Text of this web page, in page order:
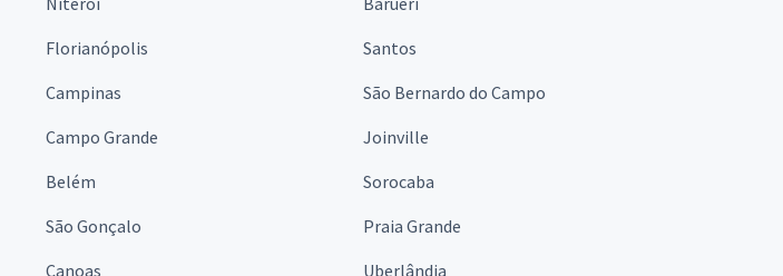
Florianópolis
Santos
Campinas
São Bernardo do Campo
Campo Grande
Joinville
Belém
Sorocaba
São Gonçalo
Praia Grande
Canoas
Uberlândia